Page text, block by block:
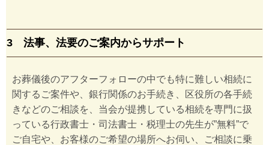
3 法事、法要のご案内からサポート
お葬儀後のアフターフォローの中でも特に難しい相続に
関するご案件や、銀行関係のお手続き、区役所の各手続
きなどのご相談を、当会が提携している相続を専門に扱
っている行政書士・司法書士・税理士の先生が”無料”で
ご自宅や、お客様のご希望の場所へお伺い、ご相談に乗